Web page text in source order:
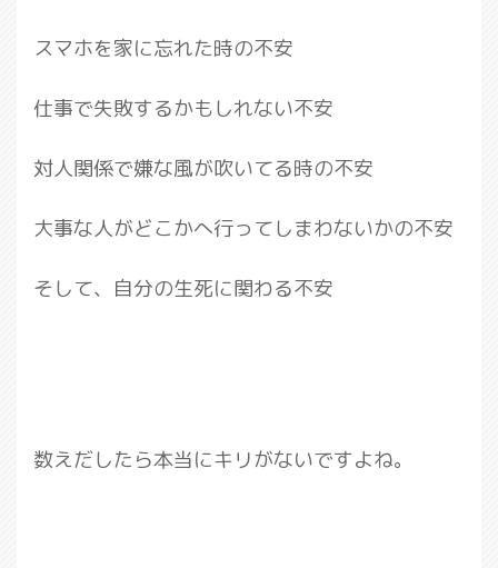
スマホを家に忘れた時の不安
仕事で失敗するかもしれない不安
対人関係で嫌な風が吹いてる時の不安
大事な人がどこかへ行ってしまわないかの不安
そして、自分の生死に関わる不安
数えだしたら本当にキリがないですよね。